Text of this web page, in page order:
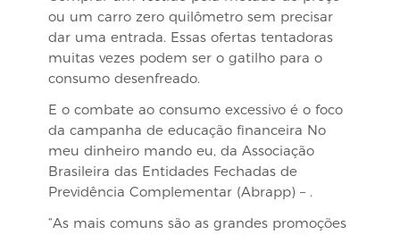
ou um carro zero quilômetro sem precisar
dar uma entrada. Essas ofertas tentadoras
muitas vezes podem ser o gatilho para o
consumo desenfreado.
E o combate ao consumo excessivo é o foco
da campanha de educação financeira No
meu dinheiro mando eu, da Associação
Brasileira das Entidades Fechadas de
Previdência Complementar (Abrapp) – .
“As mais comuns são as grandes promoções